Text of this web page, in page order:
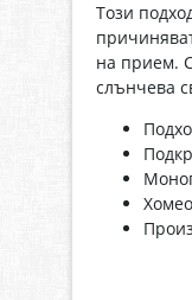
Този
на прием.
слънчева